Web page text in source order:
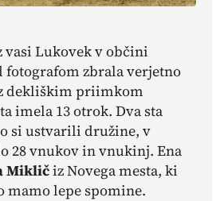
Lukovek v občini
fotografom zbrala verjetno
dekliškim priimkom
imela 13 otrok. Dva sta
si ustvarili družine, v
28 vnukov in vnukinj. Ena
Mikličiz Novega mesta, ki
mamo lepe spomine.